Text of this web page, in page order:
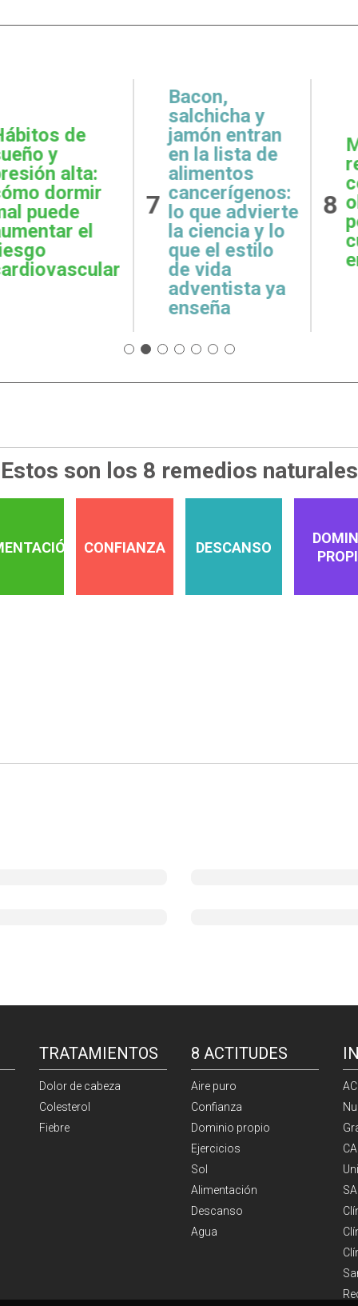
entran
de
advierte
y lo
estilo
Metas
realistas:
cómo definir
objetivos
posibles y
cuidar la salud
emocional
9
qué
la
Estos son los 8 remedios naturales
CONFIANZA DESCANSO
TRATAMIENTOS
Dolor de cabeza
Colesterol
Fiebre
8 ACTITUDES
Aire puro
Confianza
Dominio propio
Ejercicios
Sol
Alimentación
Descanso
Agua